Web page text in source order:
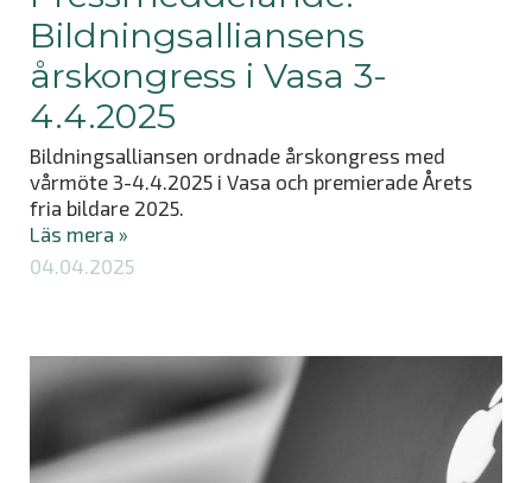
Bildningsalliansens
årskongress i Vasa 3-
4.4.2025
Bildningsalliansen ordnade årskongress med
vårmöte 3-4.4.2025 i Vasa och premierade Årets
fria bildare 2025.
Läs mera »
04.04.2025